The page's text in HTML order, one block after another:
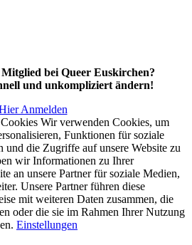
bei Queer Euskirchen?
und unkompliziert ändern!
Anmelden
Wir verwenden Cookies, um
Funktionen für soziale
und die Zugriffe auf unsere Website zu
wir Informationen zu Ihrer
an unsere Partner für soziale Medien,
Unsere Partner führen diese
mit weiteren Daten zusammen, die
oder die sie im Rahmen Ihrer Nutzung
Einstellungen